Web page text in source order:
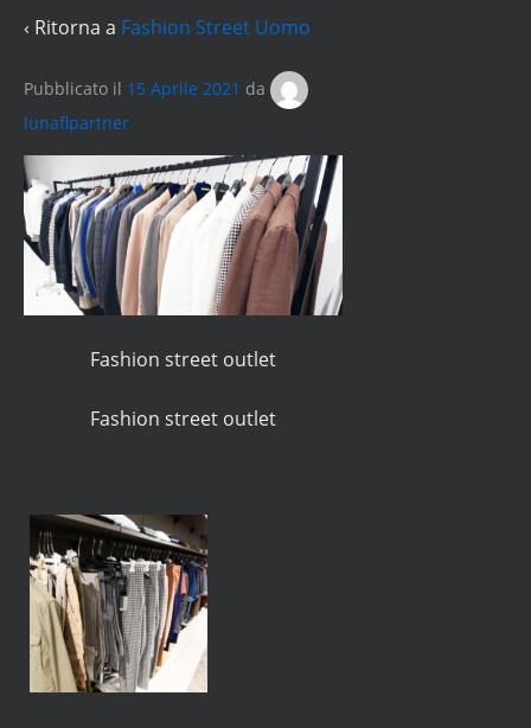
‹ Ritorna a Fashion Street Uomo
Pubblicato il 15 Aprile 2021 da
lunaflpartner
Fashion street outlet
Fashion street outlet